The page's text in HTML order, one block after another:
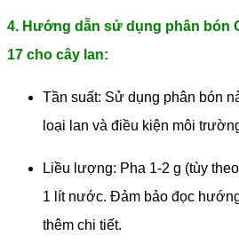
4. Hướng dẫn sử dụng phân bón
17 cho cây lan:
Tần suất: Sử dụng phân bón
loại lan và điều kiện môi
Liều lượng: Pha 1-2 g (tùy
1 lít nước. Đảm bảo đọc
thêm chi tiết.